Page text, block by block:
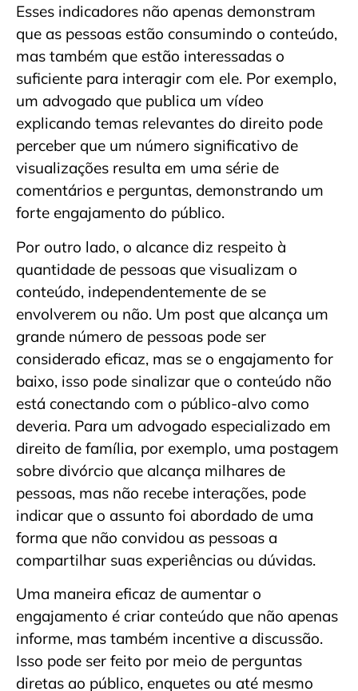
Esses indicadores não apenas demonstram
que as pessoas estão consumindo o conteúdo,
mas também que estão interessadas o
suficiente para interagir com ele. Por exemplo,
um advogado que publica um vídeo
explicando temas relevantes do direito pode
perceber que um número significativo de
visualizações resulta em uma série de
comentários e perguntas, demonstrando um
forte engajamento do público.
Por outro lado, o alcance diz respeito à
quantidade de pessoas que visualizam o
conteúdo, independentemente de se
envolverem ou não. Um post que alcança um
grande número de pessoas pode ser
considerado eficaz, mas se o engajamento for
baixo, isso pode sinalizar que o conteúdo não
está conectando com o público-alvo como
deveria. Para um advogado especializado em
direito de família, por exemplo, uma postagem
sobre divórcio que alcança milhares de
pessoas, mas não recebe interações, pode
indicar que o assunto foi abordado de uma
forma que não convidou as pessoas a
compartilhar suas experiências ou dúvidas.
Uma maneira eficaz de aumentar o
engajamento é criar conteúdo que não apenas
informe, mas também incentive a discussão.
Isso pode ser feito por meio de perguntas
diretas ao público, enquetes ou até mesmo